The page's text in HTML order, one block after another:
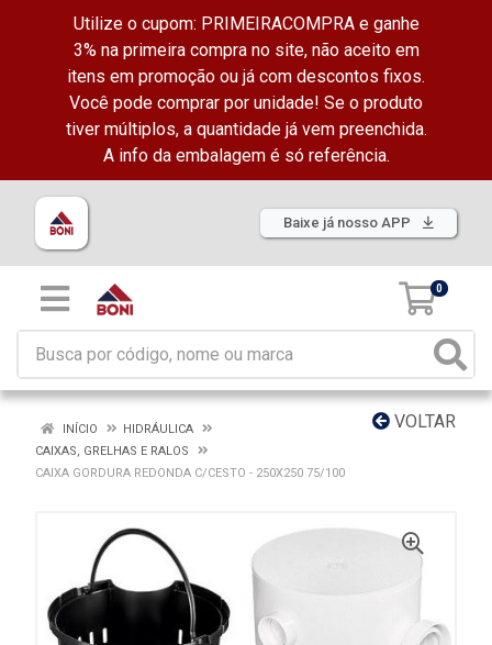
Utilize o cupom: PRIMEIRACOMPRA e ganhe
3% na primeira compra no site, não aceito em
itens em promoção ou já com descontos fixos.
Você pode comprar por unidade! Se o produto
tiver múltiplos, a quantidade já vem preenchida.
A info da embalagem é só referência.
Baixe já nosso APP
0
VOLTAR
INÍCIO
HIDRÁULICA
CAIXAS, GRELHAS E RALOS
CAIXA GORDURA REDONDA C/CESTO - 250X250 75/100